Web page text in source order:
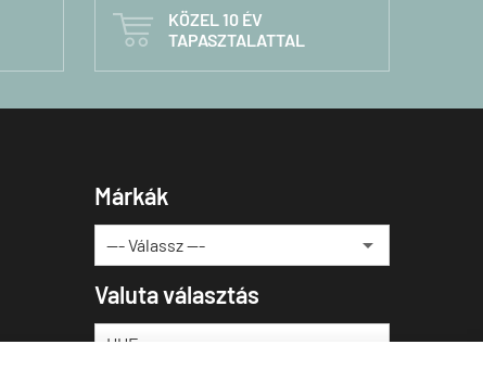

KÖZEL 10 ÉV
TAPASZTALATTAL
Márkák
Valuta választás